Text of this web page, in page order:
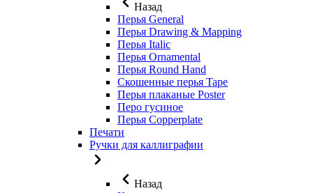
Назад
Перья General
Перья Drawing & Mapping
Перья Italic
Перья Ornamental
Перья Round Hand
Скошенные перья Tape
Перья плаканые Poster
Перо гусиное
Перья Copperplate
Печати
Ручки для каллиграфии
Назад